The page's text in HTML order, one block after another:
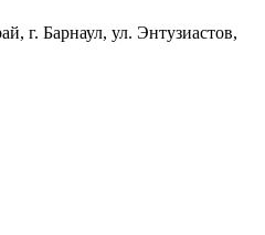
г. Барнаул, ул. Энтузиастов,